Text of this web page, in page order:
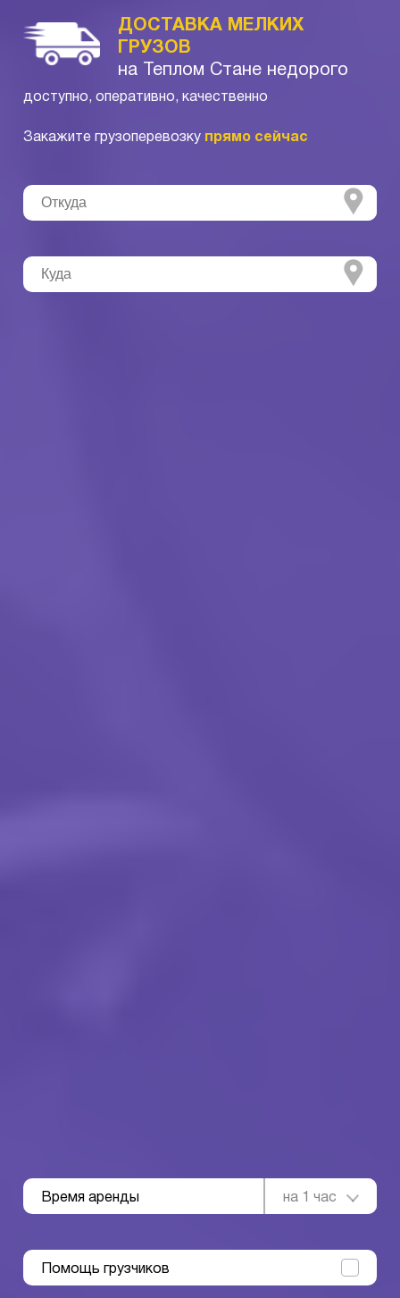
ДОСТАВКА МЕЛКИХ
ГРУЗОВ
на Теплом Стане недорого
доступно, оперативно, качественно
Закажите грузоперевозку прямо сейчас
Время аренды на 1 час
Помощь грузчиков